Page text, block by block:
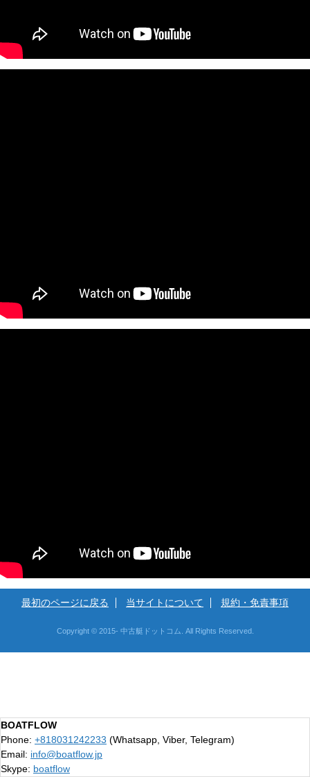
BOATFLOW
Phone: +818031242233 (Whatsapp, Viber, Telegram)
Email: info@boatflow.jp
Skype: boatflow
最初のページに戻る 当サイトについて 規約・免責事項
Copyright © 2015- 中古艇ドットコム. All Rights Reserved.